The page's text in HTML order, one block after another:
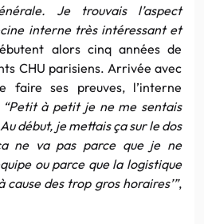
Je trouvais l’aspect
interne très intéressant et
alors cinq années de
CHU parisiens. Arrivée avec
faire ses preuves, l’interne
“Petit à petit je ne me sentais
Au début, je mettais ça sur le dos
ne va pas parce que je ne
ou parce que la logistique
des trop gros horaires’”,